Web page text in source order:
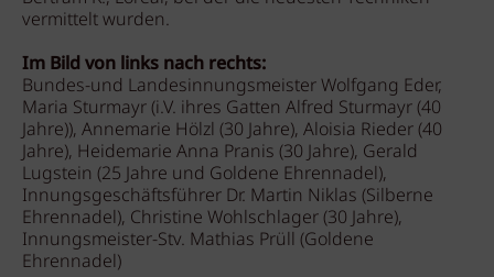
vermittelt wurden.
Im Bild von links nach rechts:
Bundes-und Landesinnungsmeister Wolfgang Eder,
Maria Sturmayr (i.V. ihres Gatten Alfred Sturmayr (40
Jahre)), Annemarie Hölzl (30 Jahre), Aloisia Rieder (40
Jahre), Heidemarie Anna Pranis (30 Jahre), Gerald
Lugstein (25 Jahre und Goldene Ehrennadel),
Innungsgeschäftsführer Dr. Martin Niklas (Silberne
Ehrennadel), Christine Wohlschlager (30 Jahre),
Innungsmeister-Stv. Mathias Prüll (Goldene
Ehrennadel)